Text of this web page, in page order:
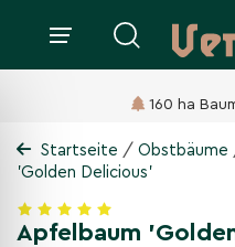
160 ha
Startseite / Obstbäume
'Golden Delicious'
Apfelbaum